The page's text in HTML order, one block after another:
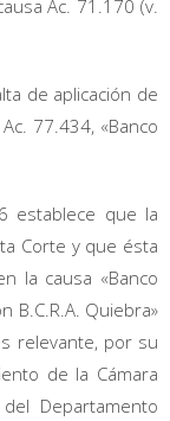
Ac. 71.170 (v.
de aplicación de
77.434, «Banco
establece que la
Corte y que ésta
la causa «Banco
B.C.R.A. Quiebra»
relevante, por su
de la Cámara
Departamento